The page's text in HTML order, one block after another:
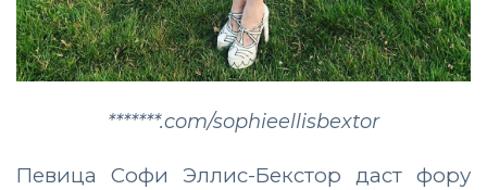
*******.com/sophieellisbextor
Певица Софи Эллис-Бекстор даст фору